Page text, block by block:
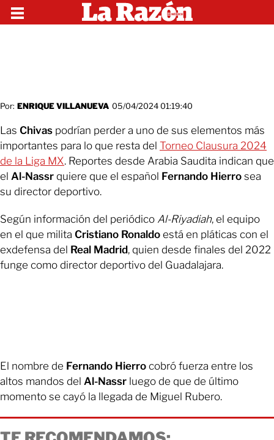
Por: ENRIQUE VILLANUEVA 05/04/2024 01:19:40
Las Chivas podrían perder a uno de sus elementos más
importantes para lo que resta del Torneo Clausura 2024
de la Liga MX. Reportes desde Arabia Saudita indican que
el Al-Nassr quiere que el español Fernando Hierro sea
su director deportivo.
Según información del periódico Al-Riyadiah, el equipo
en el que milita Cristiano Ronaldo está en pláticas con el
exdefensa del Real Madrid, quien desde finales del 2022
funge como director deportivo del Guadalajara.
El nombre de Fernando Hierro cobró fuerza entre los
altos mandos del Al-Nassr luego de que de último
momento se cayó la llegada de Miguel Rubero.